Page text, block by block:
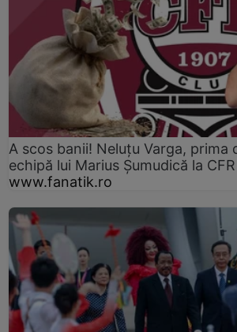
A scos banii! Neluțu Varga, prima
echipă lui Marius Șumudică la
www.fanatik.ro